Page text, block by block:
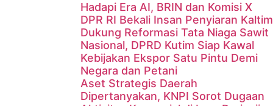
Hadapi Era AI, BRIN dan Komisi X
DPR RI Bekali Insan Penyiaran Kaltim
Dukung Reformasi Tata Niaga Sawit
Nasional, DPRD Kutim Siap Kawal
Kebijakan Ekspor Satu Pintu Demi
Negara dan Petani
Aset Strategis Daerah
Dipertanyakan, KNPI Sorot Dugaan